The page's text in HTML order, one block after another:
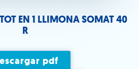
EN 1 LLIMONA SOMAT 40
R
pdf